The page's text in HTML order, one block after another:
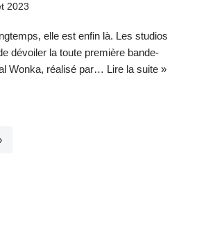
2023
elle est enfin là. Les studios
dévoiler la toute première bande-
Wonka, réalisé par… Lire la suite »